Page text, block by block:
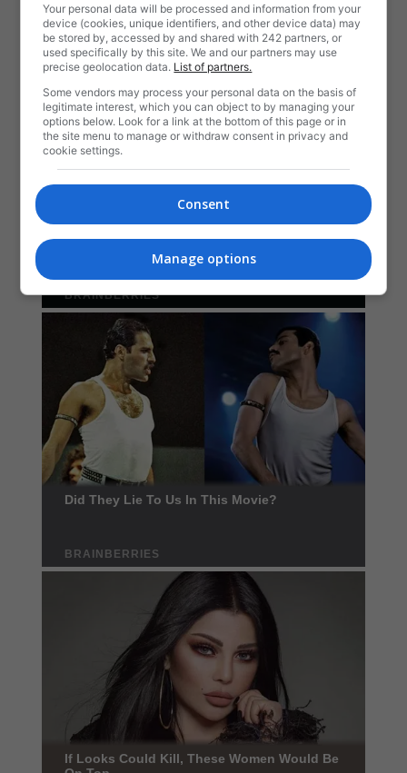
Your personal data will be processed and information from your
device (cookies, unique identifiers, and other device data) may
be stored by, accessed by and shared with 242 partners, or
used specifically by this site. We and our partners may use
precise geolocation data. List of partners.
Some vendors may process your personal data on the basis of
legitimate interest, which you can object to by managing your
options below. Look for a link at the bottom of this page or in
the site menu to manage or withdraw consent in privacy and
cookie settings.
Consent
Manage options